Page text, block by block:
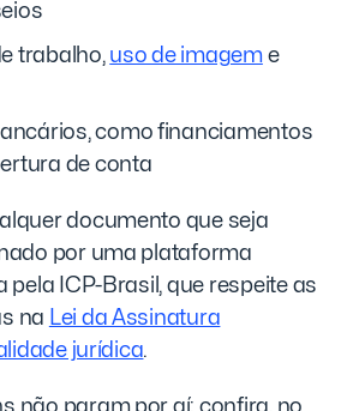
trabalho, uso de imageme
como financiamentos
de conta
documento que seja
por uma plataforma
pela ICP-Brasil, que respeite as
na Lei da Assinatura
jurídica.